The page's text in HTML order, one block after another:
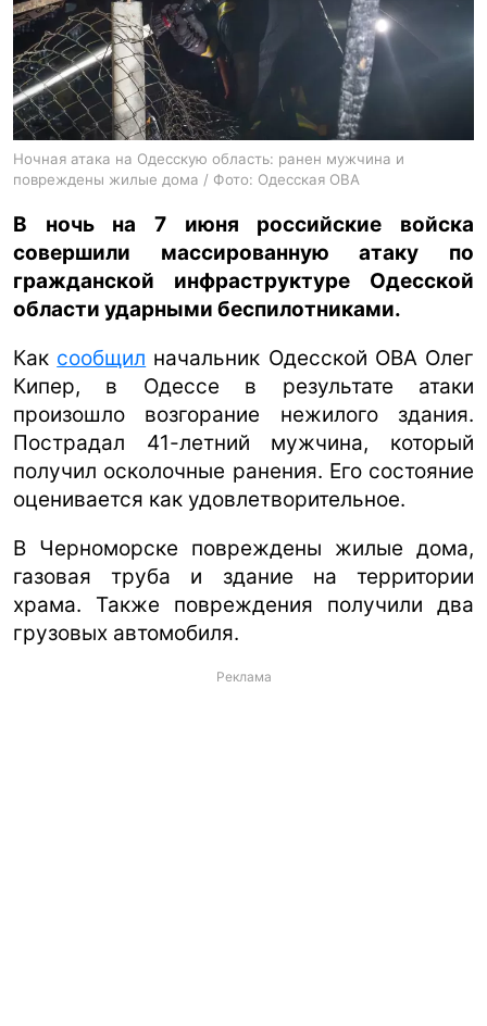
ua ru en
Ночная атака на Одесскую область: ранен мужчина и
повреждены жилые дома / Фото: Одесская ОВА
В ночь на 7 июня российские войска
совершили массированную атаку по
гражданской инфраструктуре Одесской
области ударными беспилотниками.
Как сообщил начальник Одесской ОВА Олег
Кипер, в Одессе в результате атаки
произошло возгорание нежилого здания.
Пострадал 41-летний мужчина, который
получил осколочные ранения. Его состояние
оценивается как удовлетворительное.
В Черноморске повреждены жилые дома,
газовая труба и здание на территории
храма. Также повреждения получили два
грузовых автомобиля.
Реклама